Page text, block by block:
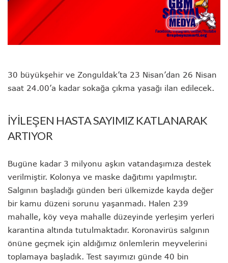
30 büyükşehir ve Zonguldak’ta 23 Nisan’dan 26 Nisan
saat 24.00’a kadar sokağa çıkma yasağı ilan edilecek.
İYİLEŞEN HASTA SAYIMIZ KATLANARAK
ARTIYOR
Bugüne kadar 3 milyonu aşkın vatandaşımıza destek
verilmiştir. Kolonya ve maske dağıtımı yapılmıştır.
Salgının başladığı günden beri ülkemizde kayda değer
bir kamu düzeni sorunu yaşanmadı. Halen 239
mahalle, köy veya mahalle düzeyinde yerleşim yerleri
karantina altında tutulmaktadır. Koronavirüs salgının
önüne geçmek için aldığımız önlemlerin meyvelerini
toplamaya başladık. Test sayımızı günde 40 bin